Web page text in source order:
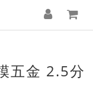
五金 2.5分